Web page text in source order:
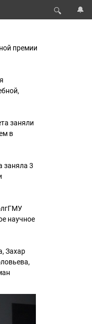
🔍 🔔
премии
заняли
в
заняла 3
научное
Захар